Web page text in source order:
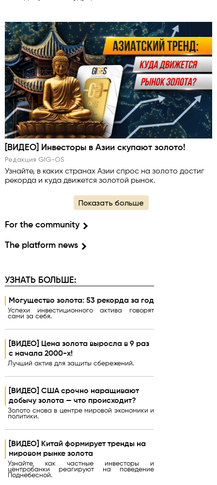
УЗНАТЬ БОЛЬШЕ:
Могущество золота: 53 рекорда за год
Успехи инвестиционного актива говорят
сами за себя.
[ВИДЕО] Цена золота выросла в 9 раз
с начала 2000-х!
Лучший актив для защиты сбережений.
[ВИДЕО] США срочно наращивают
добычу золота — что происходит?
Золото снова в центре мировой экономики и
политики.
[ВИДЕО] Китай формирует тренды на
мировом рынке золота
Узнайте, как частные инвесторы и
центробанки реагируют на поведение
Поднебесной.
[ВИДЕО] Инвесторы в Азии скупают золото!
Редакция GlG-OS
Узнайте, в каких странах Азии спрос на золото достиг
рекорда и куда движется золотой рынок.
Показать больше
For the community
The platform news